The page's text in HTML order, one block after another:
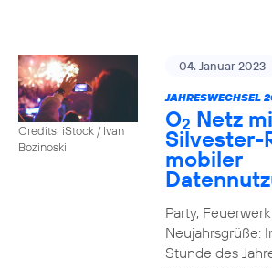
Credits: iStock / Ivan
Bozinoski
04. Januar 2023
JAHRESWECHSEL
O2 Netz
Silvester-
mobiler
Party,
Neujahrsgrüße:
Stunde des